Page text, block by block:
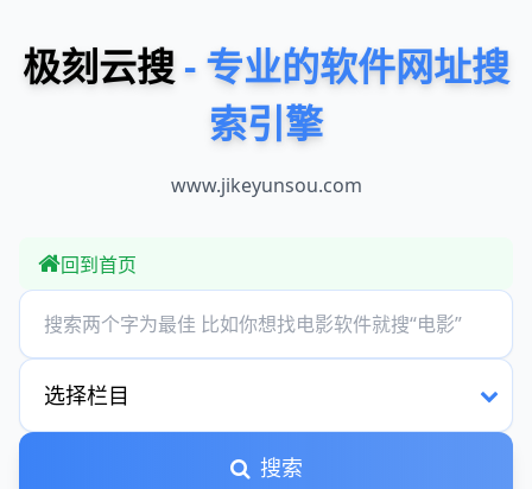
极刻云搜 - 专业的软件网址搜
索引擎
www.jikeyunsou.com
回到首页
搜索